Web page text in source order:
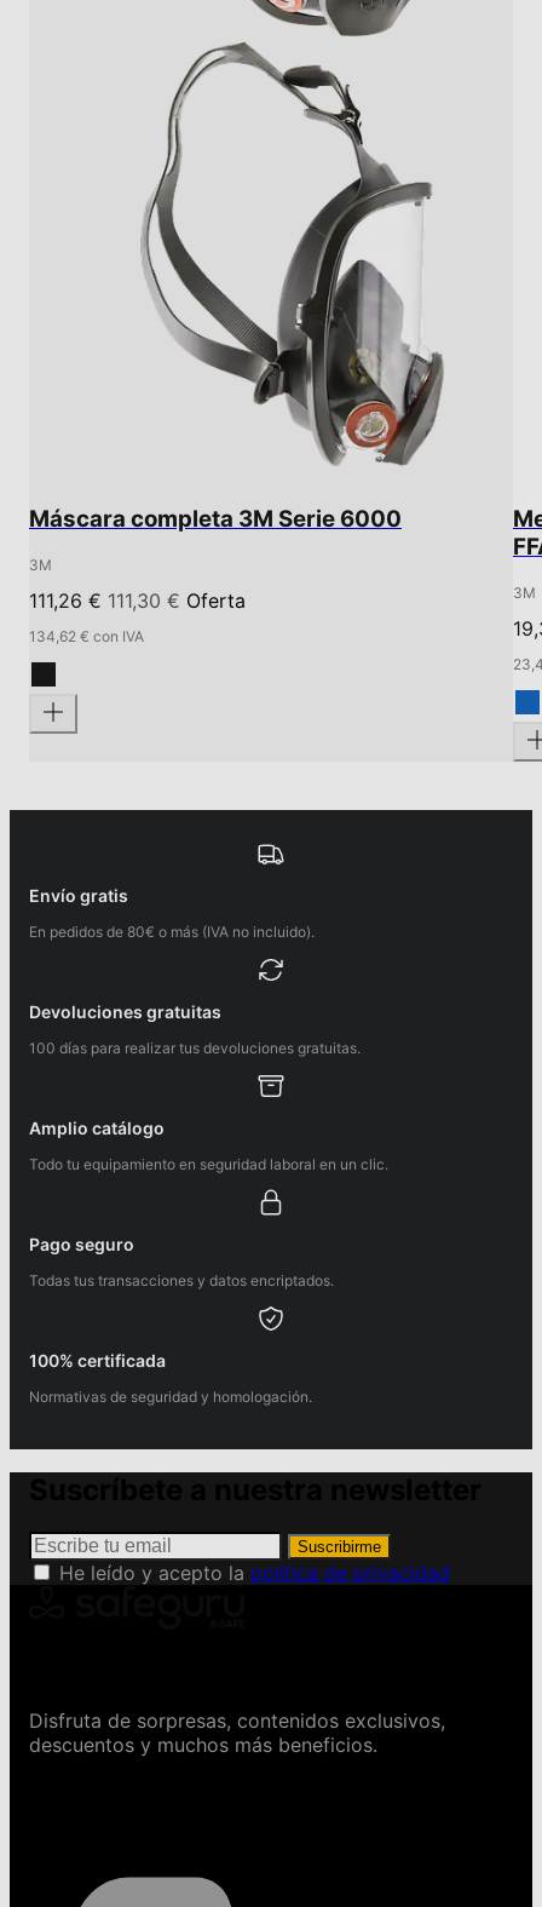
Máscara completa 3M Serie 6000
3M
111,26 € 111,30 € Oferta
134,62 € con IVA
3M
Envío gratis
En pedidos de 80€ o más (IVA no incluido).
Devoluciones gratuitas
100 días para realizar tus devoluciones gratuitas.
Amplio catálogo
Todo tu equipamiento en seguridad laboral en un clic.
Pago seguro
Todas tus transacciones y datos encriptados.
100% certificada
Normativas de seguridad y homologación.
Suscribirme
He leído y acepto la política de privacidad
Disfruta de sorpresas, contenidos exclusivos,
descuentos y muchos más beneficios.